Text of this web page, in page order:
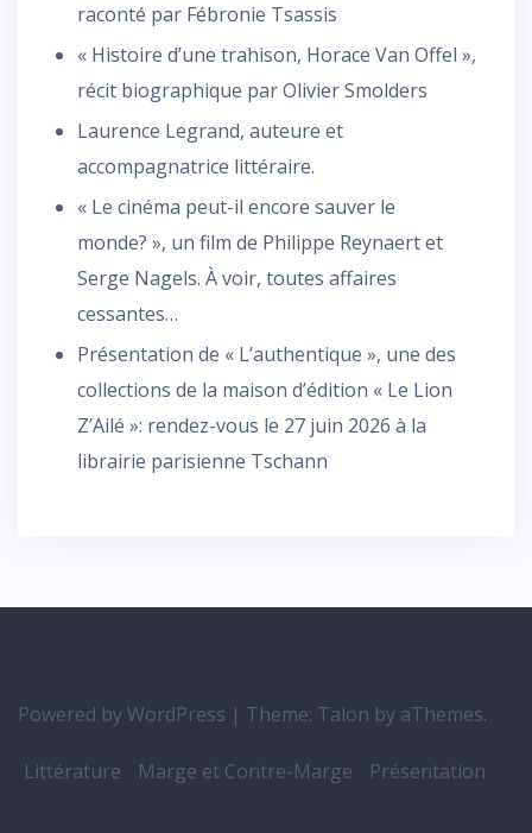
raconté par Fébronie Tsassis
« Histoire d’une trahison, Horace Van Offel »,
récit biographique par Olivier Smolders
Laurence Legrand, auteure et
accompagnatrice littéraire.
« Le cinéma peut-il encore sauver le
monde? », un film de Philippe Reynaert et
Serge Nagels. À voir, toutes affaires
cessantes…
Présentation de « L’authentique », une des
collections de la maison d’édition « Le Lion
Z’Ailé »: rendez-vous le 27 juin 2026 à la
librairie parisienne Tschann
Powered by WordPress | Theme: Talon by aThemes.
Littérature Marge et Contre-Marge Présentation